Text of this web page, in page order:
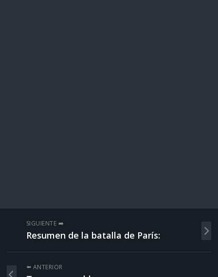
SIGUIENTE ➡️
Resumen de la batalla de París:
⬅️ ANTERIOR